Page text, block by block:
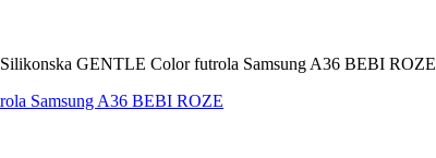
Silikonska GENTLE Color futrola Samsung A36 BEBI ROZE